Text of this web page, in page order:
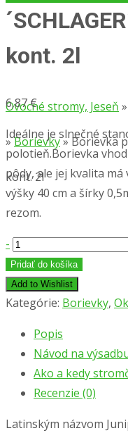
kont. 2l
Ovocné stromy, Jeseň »
»Borievky»Borievka
kont. 2l
6,87€
Ideálne je slnečné
polotieň.Borievka
pôdy, ale jej kvalita
výšky 40 cm a šírky
rezom.
- množstvo
Borievka
pobrežná
´SCHLAGER
15
30
cm,
kont.
Pridať do košíka
Add to Wishlist
Kategórie: Borievky,
Popis
Návod na
Ako a kedy
Recenzie (0)
Latinským názvom